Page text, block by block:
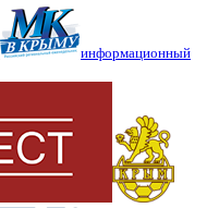
информационный